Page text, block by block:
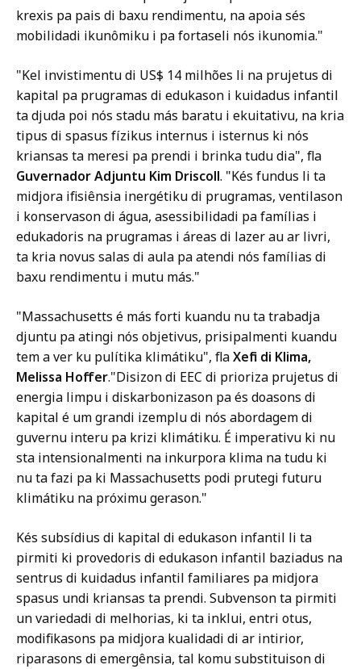
n
s
t
c
a
i
o
n
s
a
t
krexis pa pais di baxu rendimentu, na apoia sés
mobilidadi ikunômiku i pa fortaseli nós ikunomia."
"Kel invistimentu di US$ 14 milhões li na prujetus di
kapital pa prugramas di edukason i kuidadus infantil
ta djuda poi nós stadu más baratu i ekuitativu, na kria
tipus di spasus fízikus internus i isternus ki nós
kriansas ta meresi pa prendi i brinka tudu dia", fla
Guvernador Adjuntu Kim Driscoll. "Kés fundus li ta
midjora ifisiênsia inergétiku di prugramas, ventilason
i konservason di água, asessibilidadi pa famílias i
edukadoris na prugramas i áreas di lazer au ar livri,
ta kria novus salas di aula pa atendi nós famílias di
baxu rendimentu i mutu más."
"Massachusetts é más forti kuandu nu ta trabadja
djuntu pa atingi nós objetivus, prisipalmenti kuandu
tem a ver ku pulítika klimátiku", flaXefi di Klima,
Melissa Hoffer."Disizon di EEC di prioriza prujetus di
energia limpu i diskarbonizason pa és doasons di
kapital é um grandi izemplu di nós abordagem di
guvernu interu pa krizi klimátiku. É imperativu ki nu
sta intensionalmenti na inkurpora klima na tudu ki
nu ta fazi pa ki Massachusetts podi prutegi futuru
klimátiku na próximu gerason."
Kés subsídius di kapital di edukason infantil li ta
pirmiti ki provedoris di edukason infantil baziadus na
sentrus di kuidadus infantil familiares pa midjora
spasus undi kriansas ta prendi. Subvenson ta pirmiti
un variedadi di melhorias, ki ta inklui, entri otus,
modifikasons pa midjora kualidadi di ar intirior,
riparasons di emergênsia, tal komu substituison di